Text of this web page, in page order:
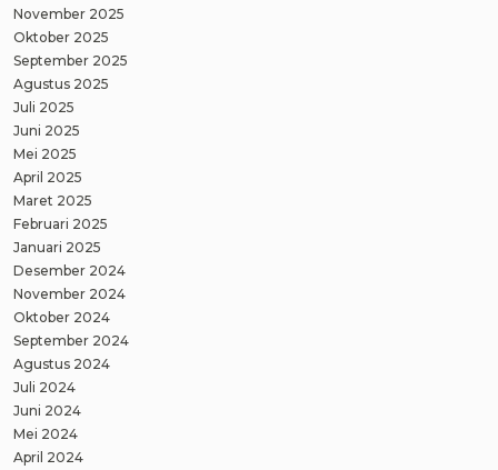
November 2025
Oktober 2025
September 2025
Agustus 2025
Juli 2025
Juni 2025
Mei 2025
April 2025
Maret 2025
Februari 2025
Januari 2025
Desember 2024
November 2024
Oktober 2024
September 2024
Agustus 2024
Juli 2024
Juni 2024
Mei 2024
April 2024